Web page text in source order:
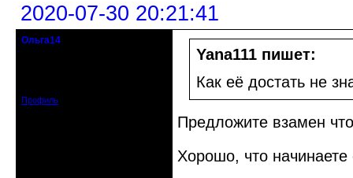
2020-07-30 20:21:41
Ольга14
Профиль
Yana111 пишет:
Как её достать не
Предложите взамен
Хорошо, что